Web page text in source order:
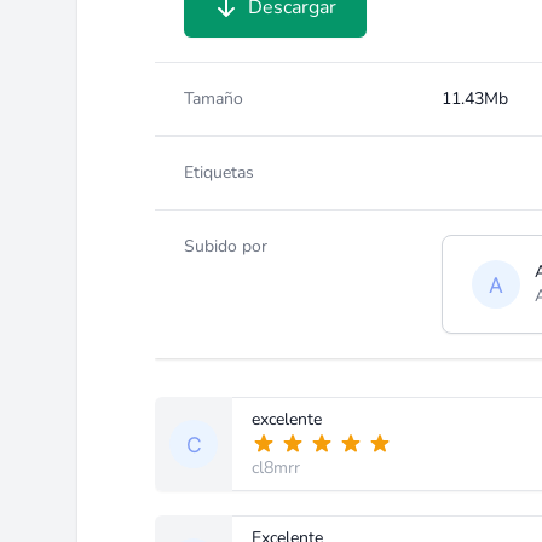
Descargar
Tamaño 11.43Mb
Etiquetas
Subido por
excelente
cl8mrr